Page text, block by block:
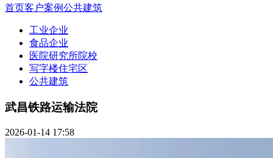
首页客户案例公共建筑
工业企业
食品企业
医院研究所院校
写字楼住宅区
公共建筑
武昌铁路运输法院
2026-01-14 17:58